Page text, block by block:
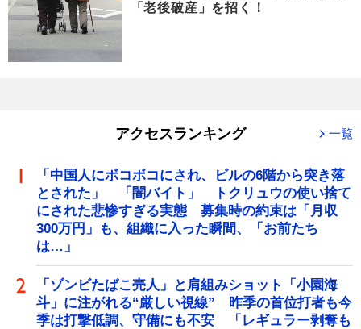
「老後破産」を招く！
アクセスランキング 一覧
「中国人にボコボコにされ、ビルの6階から突き落
とされた」 「闇バイト」 トクリュウの使い捨て
にされた悲惨すぎる実態 募集時の約束は「月収
300万円」も、組織に入った瞬間、「お前たち
は…」
「ゾンビたばこ売人」と肩組みショット「小園海
斗」に注がれる“厳しい視線” 昨季の首位打者も今
季は打撃低調、守備にも不安 「レギュラー剥奪も